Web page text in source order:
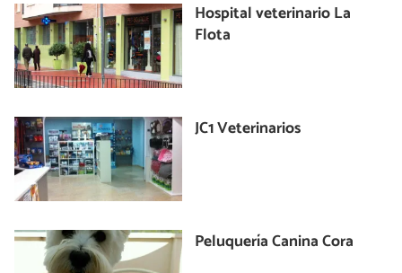
Hospital veterinario La
Flota
JC1 Veterinarios
Peluquería Canina Cora